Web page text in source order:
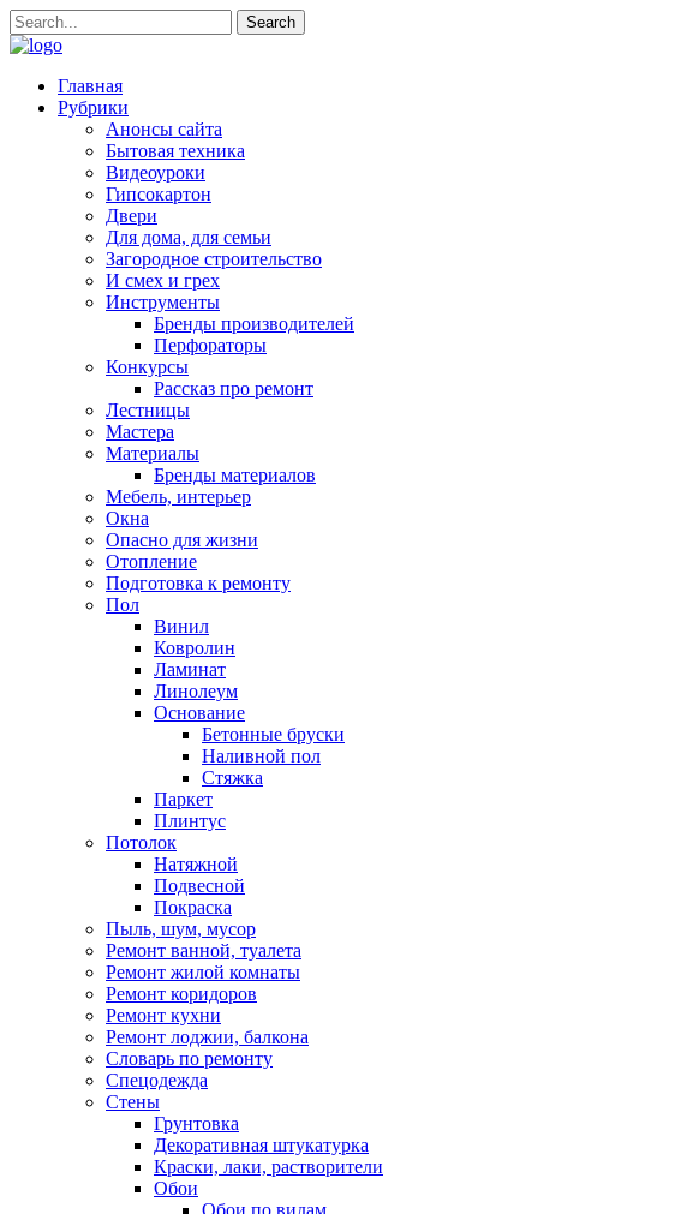
Главная
Рубрики
Анонсы сайта
Бытовая техника
Видеоуроки
Гипсокартон
Двери
Для дома, для семьи
Загородное строительство
И смех и грех
Инструменты
Бренды производителей
Перфораторы
Конкурсы
Рассказ про ремонт
Лестницы
Мастера
Материалы
Бренды материалов
Мебель, интерьер
Окна
Опасно для жизни
Отопление
Подготовка к ремонту
Пол
Винил
Ковролин
Ламинат
Линолеум
Основание
Бетонные бруски
Наливной пол
Стяжка
Паркет
Плинтус
Потолок
Натяжной
Подвесной
Покраска
Пыль, шум, мусор
Ремонт ванной, туалета
Ремонт жилой комнаты
Ремонт коридоров
Ремонт кухни
Ремонт лоджии, балкона
Словарь по ремонту
Спецодежда
Стены
Грунтовка
Декоративная штукатурка
Краски, лаки, растворители
Обои
Обои по видам